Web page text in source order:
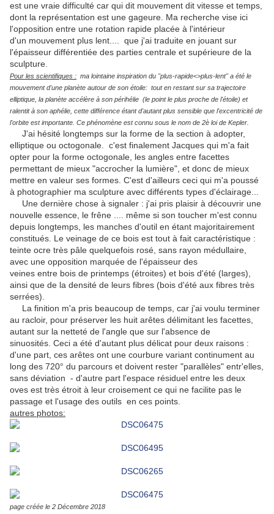
est une vraie difficulté car qui dit mouvement dit vitesse et temps,
dont la représentation est une gageure. Ma recherche vise ici
l'opposition entre une rotation rapide placée à l'intérieur
d'un mouvement plus lent.... que j'ai traduite en jouant sur
l'épaisseur différentiée des parties centrale et supérieure de la
sculpture.
Pour les scientifiques : ma lointaine inspiration du "plus-rapide<>plus-lent" a été le
mouvement d'une planète autour de son étoile: tout en restant sur sa trajectoire
elliptique, la planète accélère à son périhélie (le point le plus proche de l'étoile) et
ralentit à son aphélie, cette différence étant d'autant plus sensible que l'excentricité de
l'orbite est importante. Ce phénomène est connu sous le nom de 2è loi de Kepler.
J'ai hésité longtemps sur la forme de la section à adopter,
elliptique ou octogonale. c'est finalement Jacques qui m'a fait
opter pour la forme octogonale, les angles entre facettes
permettant de mieux "accrocher la lumière", et donc de mieux
mettre en valeur ses formes. C'est d'ailleurs ceci qui m'a poussé
à photographier ma sculpture avec différents types d'éclairage...
Une dernière chose à signaler : j'ai pris plaisir à découvrir une
nouvelle essence, le frêne .... même si son toucher m'est connu
depuis longtemps, les manches d'outil en étant majoritairement
constitués. Le veinage de ce bois est tout à fait caractéristique :
teinte ocre très pâle quelquefois rosé, sans rayon médullaire,
avec une opposition marquée de l'épaisseur des
veines entre bois de printemps (étroites) et bois d'été (larges),
ainsi que de la densité de leurs fibres (bois d'été aux fibres très
serrées).
La finition m'a pris beaucoup de temps, car j'ai voulu terminer
au racloir, pour préserver les huit arêtes délimitant les facettes,
autant sur la netteté de l'angle que sur l'absence de
sinuosités. Ceci a été d'autant plus délicat pour deux raisons :
d'une part, ces arêtes ont une courbure variant continument au
long des 720° du parcours et doivent rester "parallèles" entr'elles,
sans déviation - d'autre part l'espace résiduel entre les deux
oves est très étroit à leur croisement ce qui ne facilite pas le
passage et l'usage des outils en ces points.
autres photos:
page créée le 2 Décembre 2018